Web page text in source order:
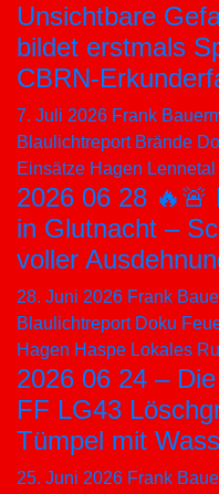
Unsichtbare
bildet erstmals
CBRN-
7. Juli 2026 Frank
Blaulichtreport Brände
Einsätze Hagen Lennetal
2026 06 28 🔥🚨
in Glutnacht –
voller
28. Juni 2026 Frank
Blaulichtreport Doku
Hagen Haspe Lokales
2026 06 24 –
FF LG43
Tümpel mit
25. Juni 2026 Frank